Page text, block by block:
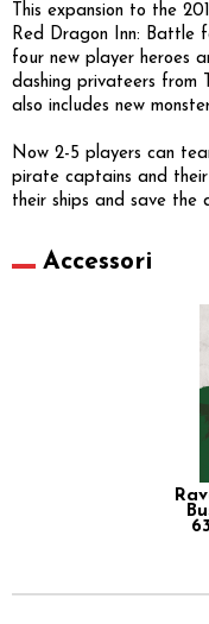
This expansion to the
Red Dragon Inn: Battle
four new player heroes
dashing privateers from
also includes new
Now 2-5 players can
pirate captains and
their ships and save the
Accessori